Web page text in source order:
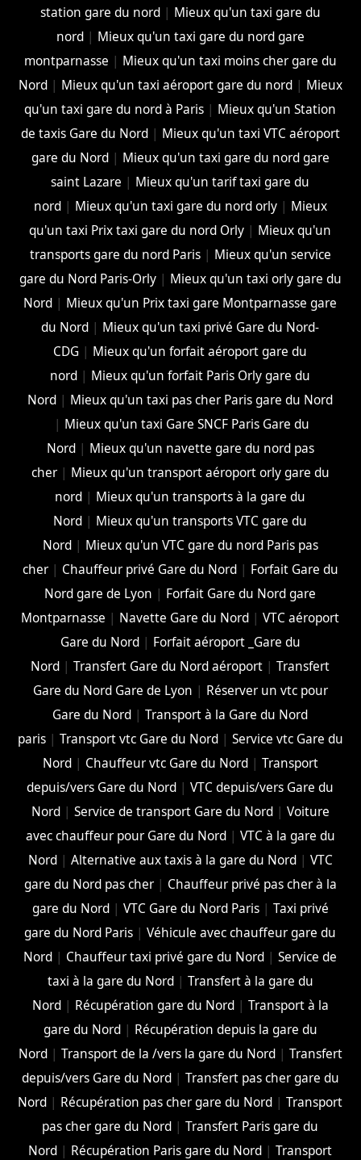
station gare du nord| Mieux qu'un taxi gare du
nord| Mieux qu'un taxi gare du nord gare
montparnasse | Mieux qu'un taxi moins cher gare du
Nord| Mieux qu'un taxi aéroport gare du nord| Mieux
qu'un taxi gare du nord à Paris | Mieux qu'un Station
de taxis Gare du Nord| Mieux qu'un taxi VTC aéroport
gare du Nord| Mieux qu'un taxi gare du nord gare
saint Lazare | Mieux qu'un tarif taxi gare du
nord| Mieux qu'un taxi gare du nord orly| Mieux
qu'un taxi Prix taxi gare du nord Orly | Mieux qu'un
transports gare du nord Paris| Mieux qu'un service
gare du Nord Paris-Orly| Mieux qu'un taxi orly gare du
Nord | Mieux qu'un Prix taxi gare Montparnasse gare
du Nord | Mieux qu'un taxi privé Gare du Nord-
CDG | Mieux qu'un forfait aéroport gare du
nord | Mieux qu'un forfait Paris Orly gare du
Nord | Mieux qu'un taxi pas cher Paris gare du Nord
| Mieux qu'un taxi Gare SNCF Paris Gare du
Nord| Mieux qu'un navette gare du nord pas
cher| Mieux qu'un transport aéroport orly gare du
nord | Mieux qu'un transports à la gare du
Nord | Mieux qu'un transports VTC gare du
Nord| Mieux qu'un VTC gare du nord Paris pas
cher| Chauffeur privé Gare du Nord| Forfait Gare du
Nord gare de Lyon | Forfait Gare du Nord gare
Montparnasse | Navette Gare du Nord |VTC aéroport
Gare du Nord| Forfait aéroport _Gare du
Nord |Transfert Gare du Nord aéroport |Transfert
Gare du Nord Gare de Lyon | Réserver un vtc pour
Gare du Nord |Transport à la Gare du Nord
paris| Transport vtc Gare du Nord| Service vtc Gare du
Nord| Chauffeur vtc Gare du Nord| Transport
depuis/vers Gare du Nord |VTC depuis/vers Gare du
Nord| Service de transport Gare du Nord| Voiture
avec chauffeur pour Gare du Nord| VTC à la gare du
Nord| Alternative aux taxis à la gare du Nord| VTC
gare du Nord pas cher| Chauffeur privé pas cher à la
gare du Nord| VTC Gare du Nord Paris| Taxi privé
gare du Nord Paris |Véhicule avec chauffeur gare du
Nord | Chauffeur taxi privé gare du Nord |Service de
taxi à la gare du Nord| Transfert à la gare du
Nord| Récupération gare du Nord| Transport à la
gare du Nord| Récupération depuis la gare du
Nord| Transport de la /vers la gare du Nord| Transfert
depuis/vers Gare du Nord| Transfert pas cher gare du
Nord | Récupération pas cher gare du Nord |Transport
pas cher gare du Nord |Transfert Paris gare du
Nord | Récupération Paris gare du Nord |Transport